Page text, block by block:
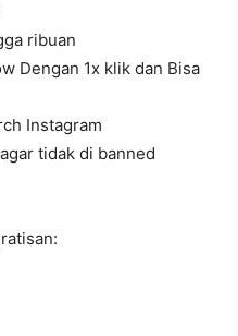
ribuan
Dengan 1x klik dan Bisa
Instagram
tidak di banned